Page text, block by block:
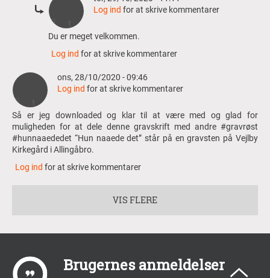
Log ind for at skrive kommentarer
Som
til
Da
jeg
har…
af
Anonym
(ikke
efterprøvet)
Du er meget velkommen.
Log ind for at skrive kommentarer
ons, 28/10/2020 - 09:46
Log ind for at skrive kommentarer
Så er jeg downloaded og klar til at være med og glad for
muligheden for at dele denne gravskrift med andre #gravrøst
#hunnaaededet “Hun naaede det” står på en gravsten på Vejlby
Kirkegård i Allingåbro.
Log ind for at skrive kommentarer
VIS FLERE
Brugernes anmeldelser